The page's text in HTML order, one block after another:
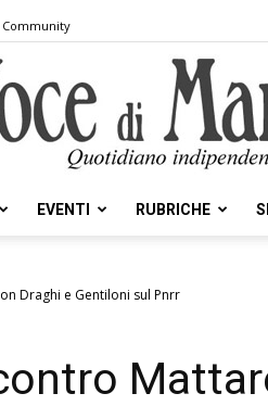
Community
Voce
EVENTI RUBRICHE
Draghi e Gentiloni sul Pnrr